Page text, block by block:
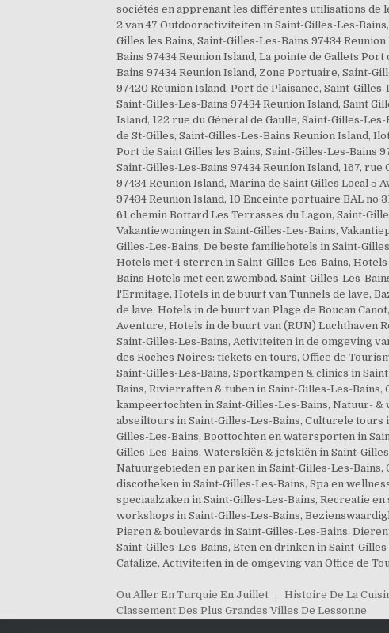
Ou Aller En Turquie En Juillet , Histoire De La
Classement Des Plus Grandes Villes De Lessonne